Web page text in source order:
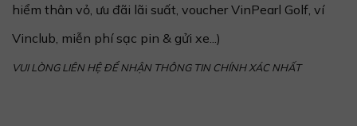
hiểm thân vỏ, ưu đãi lãi suất, voucher VinPearl Golf, ví
Vinclub, miễn phí sạc pin & gửi xe...)
VUI LÒNG LIÊN HỆ ĐỂ NHẬN THÔNG TIN CHÍNH XÁC NHẤT